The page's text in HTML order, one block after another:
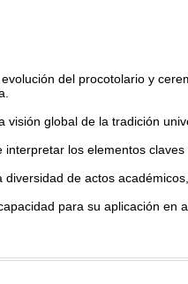
del procotolario y
visión global de la tradición
interpretar los elementos
diversidad de actos
para su aplicación en